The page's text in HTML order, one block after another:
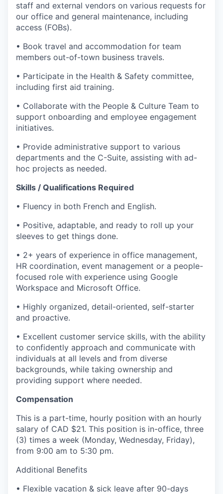
staff and external vendors on various requests for
our office and general maintenance, including
access (FOBs).
• Book travel and accommodation for team
members out-of-town business travels.
• Participate in the Health & Safety committee,
including first aid training.
• Collaborate with the People & Culture Team to
support onboarding and employee engagement
initiatives.
• Provide administrative support to various
departments and the C-Suite, assisting with ad-
hoc projects as needed.
Skills / Qualifications Required
• Fluency in both French and English.
• Positive, adaptable, and ready to roll up your
sleeves to get things done.
• 2+ years of experience in office management,
HR coordination, event management or a people-
focused role with experience using Google
Workspace and Microsoft Office.
• Highly organized, detail-oriented, self-starter
and proactive.
• Excellent customer service skills, with the ability
to confidently approach and communicate with
individuals at all levels and from diverse
backgrounds, while taking ownership and
providing support where needed.
Compensation
This is a part-time, hourly position with an hourly
salary of CAD $21. This position is in-office, three
(3) times a week (Monday, Wednesday, Friday),
from 9:00 am to 5:30 pm.
Additional Benefits
• Flexible vacation & sick leave after 90-days